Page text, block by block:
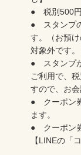
包丁研ぎ
店舗を探す
オンライン修理
よくあるご質問
お問い合わせ
● 税別500円
● スタンプ
す。（お預
対象外です。
● スタンプ
ご利用で、
すので、お
● クーポン
ます。
● クーポン
【LINEの「